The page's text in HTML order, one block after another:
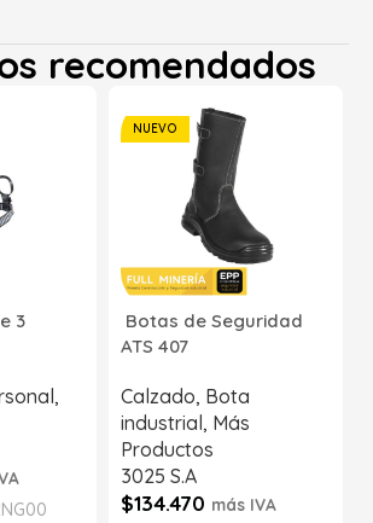
recomendados
3
,
NUEVO
Botas de Seguridad
ATS 407
Calzado, Bota
industrial, Más
Productos
3025 S.A
$134.470 más IVA